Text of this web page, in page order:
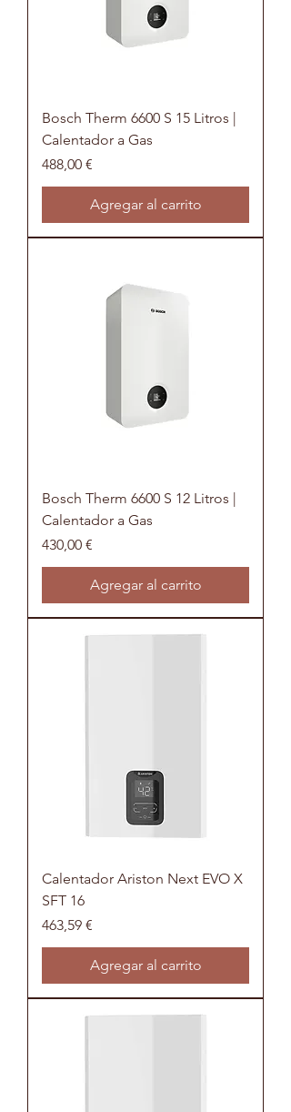
Bosch Therm 6600 S 15 Litros |
Calentador a Gas
Precio
488,00 €
Agregar al carrito
Bosch Therm 6600 S 12 Litros |
Calentador a Gas
Precio
430,00 €
Agregar al carrito
Calentador Ariston Next EVO X
SFT 16
Precio
463,59 €
Agregar al carrito